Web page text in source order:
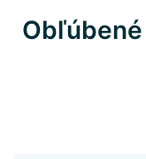
Obľúbené